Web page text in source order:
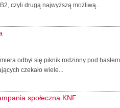
czyli drugą najwyższą możliwą...
odbył się piknik rodzinny pod hasłem
czekało wiele...
społeczna KNF